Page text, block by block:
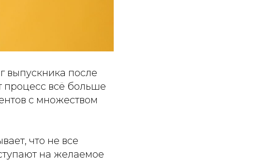
выпускника после
всё больше
с множеством
что не все
на желаемое